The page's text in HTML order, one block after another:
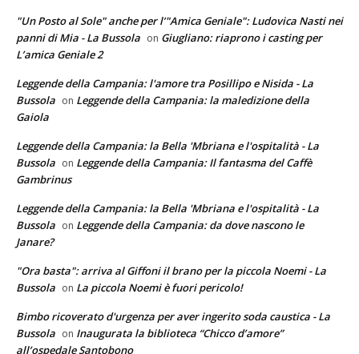
"Un Posto al Sole" anche per l’"Amica Geniale": Ludovica Nasti nei
panni di Mia - La Bussola on Giugliano: riaprono i casting per
L’amica Geniale 2
Leggende della Campania: l'amore tra Posillipo e Nisida - La
Bussola on Leggende della Campania: la maledizione della
Gaiola
Leggende della Campania: la Bella 'Mbriana e l'ospitalità - La
Bussola on Leggende della Campania: Il fantasma del Caffè
Gambrinus
Leggende della Campania: la Bella 'Mbriana e l'ospitalità - La
Bussola on Leggende della Campania: da dove nascono le
Janare?
"Ora basta": arriva al Giffoni il brano per la piccola Noemi - La
Bussola on La piccola Noemi è fuori pericolo!
Bimbo ricoverato d'urgenza per aver ingerito soda caustica - La
Bussola on Inaugurata la biblioteca “Chicco d’amore”
all’ospedale Santobono